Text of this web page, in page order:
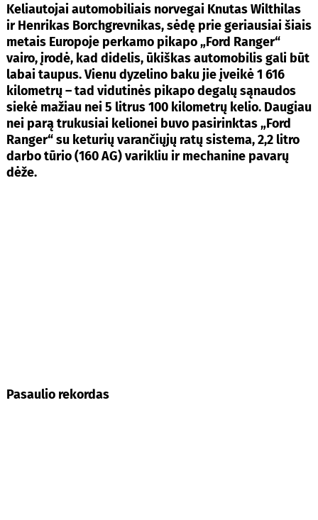
Keliautojai automobiliais norvegai Knutas Wilthilas
ir Henrikas Borchgrevnikas, sėdę prie geriausiai šiais
metais Europoje perkamo pikapo „Ford Ranger“
vairo, įrodė, kad didelis, ūkiškas automobilis gali būt
labai taupus. Vienu dyzelino baku jie įveikė 1 616
kilometrų – tad vidutinės pikapo degalų sąnaudos
siekė mažiau nei 5 litrus 100 kilometrų kelio. Daugiau
nei parą trukusiai kelionei buvo pasirinktas „Ford
Ranger“ su keturių varančiųjų ratų sistema, 2,2 litro
darbo tūrio (160 AG) varikliu ir mechanine pavarų
dėže.
Pasaulio rekordas